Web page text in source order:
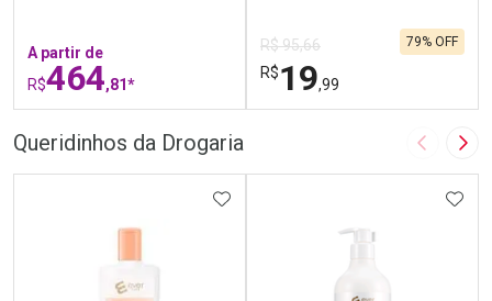
A partir de
R$464,81*
R$ 95,66
R$19,99
79% OFF
Queridinhos da Drogaria Imagem
ADICIONAR AOS FAVORITOS